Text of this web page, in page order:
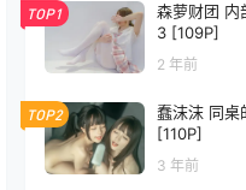
TOP1
森萝财团 内
3 [109P]
2 年前
TOP2
蠢沫沫 同桌
[110P]
3 年前